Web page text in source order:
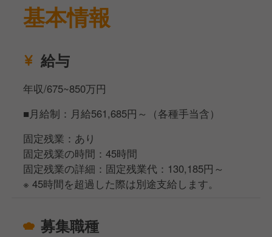
・新店舗立ち上げ業務 など
入社後はまず国内の店舗統括をお任せし、ゆくゆくは
可能です。
またマネージャーから部長、そして役員へと昇格する
可能性も十分にございます。変化に富んだ環境だから
こそ、大きな裁量を持ってご自身のやりたいことを実
現しやすく、上を目指せるポジションです。
基本情報
給与
年収/675~850万円
■月給制：月給561,685円～（各種手当含）
固定残業：あり
固定残業の時間：45時間
固定残業の詳細：固定残業代：130,185円～
※ 45時間を超過した際は別途支給します。
募集職種